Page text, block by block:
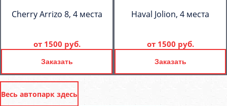
Cherry Arrizo 8, 4 места
от 1500 руб.
Заказать
Haval Jolion, 4 места
от 1500 руб.
Заказать
Весь автопарк здесь